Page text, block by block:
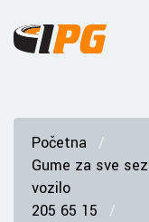
Početna
Gume za sve
vozilo
205 65 15